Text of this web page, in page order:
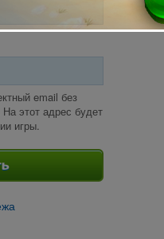
email без
этот адрес будет
игры.